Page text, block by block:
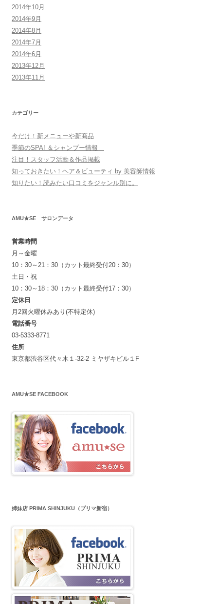
2014年10月
2014年9月
2014年8月
2014年7月
2014年6月
2013年12月
2013年11月
カテゴリー
今だけ！新メニューや新商品
季節のSPA! ＆シャンプー情報
注目！スタッフ活動＆作品掲載
知っておきたい！ヘア＆ビューティ by 美容師情報
知りたい！読みたい口コミをジャンル別に。
AMU★SE サロンデータ
営業時間
月～金曜
10：30～21：30（カット最終受付20：30）
土日・祝
10：30～18：30（カット最終受付17：30）
定休日
月2回火曜休みあり(不特定休)
電話番号
03-5333-8771
住所
東京都渋谷区代々木１-32-2 ミヤザキビル１F
AMU★SE FACEBOOK
姉妹店 PRIMA SHINJUKU（プリマ新宿）